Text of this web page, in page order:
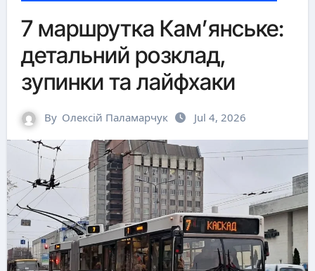
7 маршрутка Кам’янське:
детальний розклад,
зупинки та лайфхаки
By Олексій Паламарчук Jul 4, 2026